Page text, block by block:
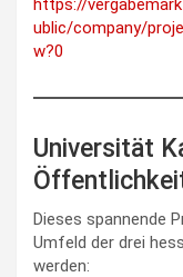
https://
ublic/company/
w?0
Universität
Dieses spannende
Umfeld der drei
werden: